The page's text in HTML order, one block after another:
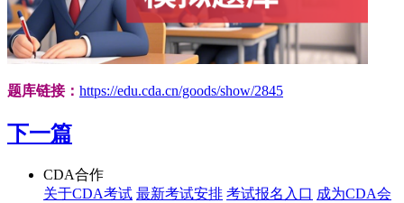
题库链接： https://edu.cda.cn/goods/show/2845
下一篇
CDA合作
关于CDA考试 最新考试安排 考试报名入口 成为CDA会